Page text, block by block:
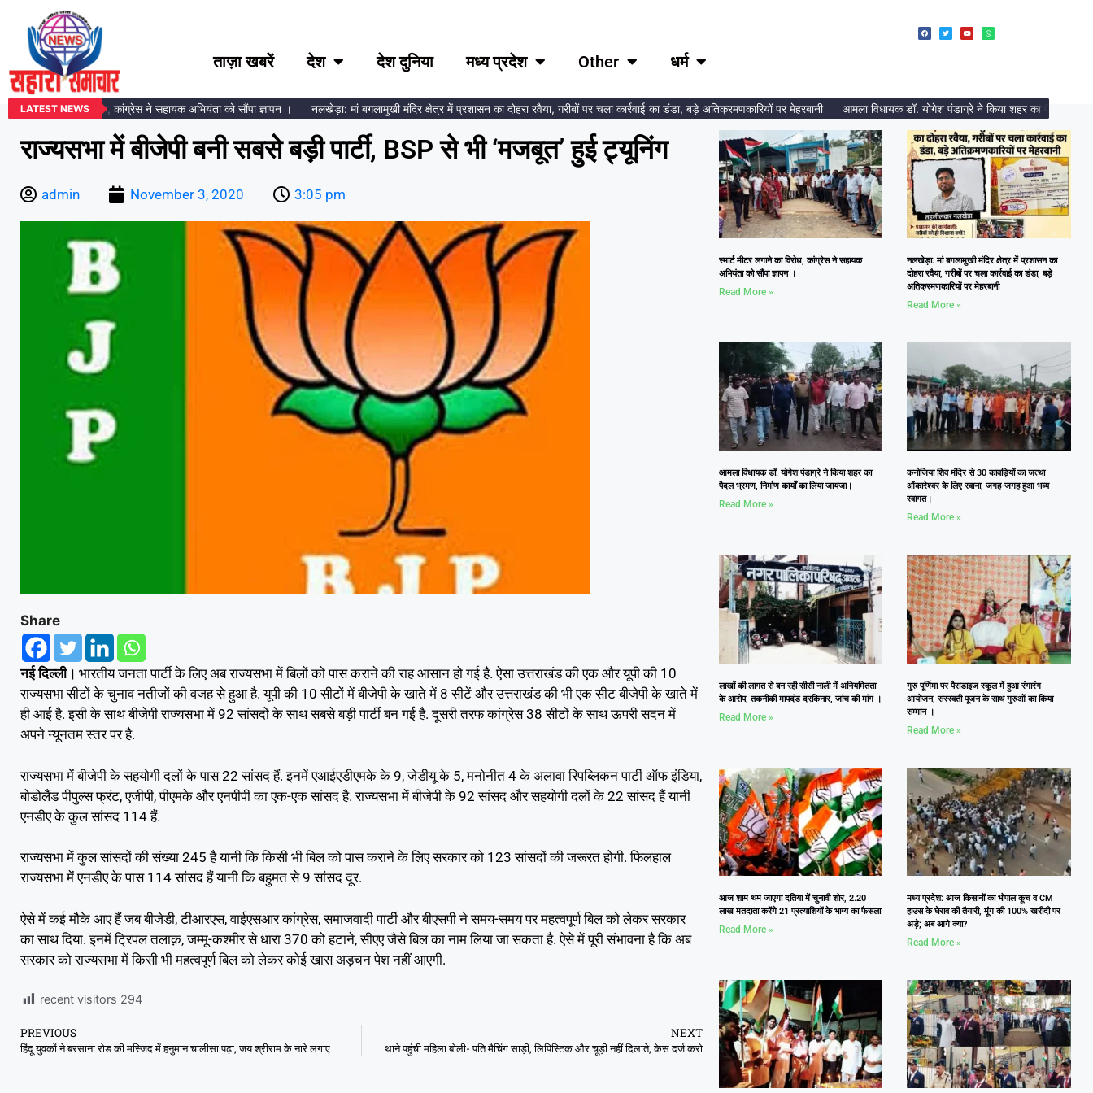
ताज़ा खबरें देश देश दुनिया मध्य प्रदेश Other धर्म
LATEST NEWS
मीटर लगाने का विरोध, कांग्रेस ने सहायक अभियंता को सौंपा ज्ञापन । नलखेड़ा: मां बगलामुखी मंदिर क्षेत्र में प्रशासन का दोहरा रवैया, गरीबों पर चला कार्रवाई का डंडा, बड़े अतिक्रमणकारियों पर मेहरबानी आमला विधायक डॉ. योगेश पंडाग्रे ने किया शहर का पैदल भ्रमण,
राज्यसभा में बीजेपी बनी सबसे बड़ी पार्टी, BSP से भी ‘मजबूत’ हुई ट्यूनिंग
admin November 3, 2020 3:05 pm
Share
नई दिल्ली। भारतीय जनता पार्टी के लिए अब राज्यसभा में बिलों को पास कराने की राह आसान हो गई है. ऐसा उत्तराखंड की एक और यूपी की 10
राज्यसभा सीटों के चुनाव नतीजों की वजह से हुआ है. यूपी की 10 सीटों में बीजेपी के खाते में 8 सीटें और उत्तराखंड की भी एक सीट बीजेपी के खाते में
ही आई है. इसी के साथ बीजेपी राज्यसभा में 92 सांसदों के साथ सबसे बड़ी पार्टी बन गई है. दूसरी तरफ कांग्रेस 38 सीटों के साथ ऊपरी सदन में
अपने न्यूनतम स्तर पर है.
राज्यसभा में बीजेपी के सहयोगी दलों के पास 22 सांसद हैं. इनमें एआईएडीएमके के 9, जेडीयू के 5, मनोनीत 4 के अलावा रिपब्लिकन पार्टी ऑफ इंडिया,
बोडोलैंड पीपुल्स फ्रंट, एजीपी, पीएमके और एनपीपी का एक-एक सांसद है. राज्यसभा में बीजेपी के 92 सांसद और सहयोगी दलों के 22 सांसद हैं यानी
एनडीए के कुल सांसद 114 हैं.
राज्यसभा में कुल सांसदों की संख्या 245 है यानी कि किसी भी बिल को पास कराने के लिए सरकार को 123 सांसदों की जरूरत होगी. फिलहाल
राज्यसभा में एनडीए के पास 114 सांसद हैं यानी कि बहुमत से 9 सांसद दूर.
ऐसे में कई मौके आए हैं जब बीजेडी, टीआरएस, वाईएसआर कांग्रेस, समाजवादी पार्टी और बीएसपी ने समय-समय पर महत्वपूर्ण बिल को लेकर सरकार
का साथ दिया. इनमें ट्रिपल तलाक़, जम्मू-कश्मीर से धारा 370 को हटाने, सीएए जैसे बिल का नाम लिया जा सकता है. ऐसे में पूरी संभावना है कि अब
सरकार को राज्यसभा में किसी भी महत्वपूर्ण बिल को लेकर कोई खास अड़चन पेश नहीं आएगी.
recent visitors 294
PREVIOUS
हिंदू युवकों ने बरसाना रोड की मस्जिद में हनुमान चालीसा पढ़ा, जय श्रीराम के नारे लगाए
NEXT
थाने पहुंची महिला बोली- पति मैचिंग साड़ी, लिपिस्टिक और चूड़ी नहीं दिलाते, केस दर्ज करो
स्मार्ट मीटर लगाने का विरोध, कांग्रेस ने सहायक
अभियंता को सौंपा ज्ञापन ।
Read More »
नलखेड़ा: मां बगलामुखी मंदिर क्षेत्र में प्रशासन का
दोहरा रवैया, गरीबों पर चला कार्रवाई का डंडा, बड़े
अतिक्रमणकारियों पर मेहरबानी
Read More »
आमला विधायक डॉ. योगेश पंडाग्रे ने किया शहर का
पैदल भ्रमण, निर्माण कार्यों का लिया जायजा।
Read More »
कनोजिया शिव मंदिर से 30 कावड़ियों का जत्था
ओंकारेश्वर के लिए रवाना, जगह-जगह हुआ भव्य
स्वागत।
Read More »
लाखों की लागत से बन रही सीसी नाली में अनियमितता
के आरोप, तकनीकी मापदंड दरकिनार, जांच की मांग ।
Read More »
गुरु पूर्णिमा पर पैराडाइज स्कूल में हुआ रंगारंग
आयोजन, सरस्वती पूजन के साथ गुरुओं का किया
सम्मान ।
Read More »
आज शाम थम जाएगा दतिया में चुनावी शोर, 2.20
लाख मतदाता करेंगे 21 प्रत्याशियों के भाग्य का फैसला
Read More »
मध्य प्रदेश: आज किसानों का भोपाल कूच व CM
हाउस के घेराव की तैयारी, मूंग की 100% खरीदी पर
अड़े; अब आगे क्या?
Read More »